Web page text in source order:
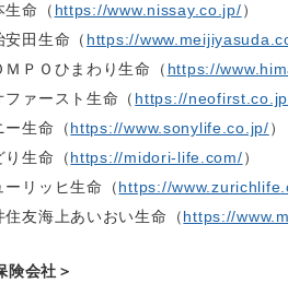
生命（ https://www.nissay.co.jp/）
安田生命（ https://
ＭＰＯひまわり生命（ https://
ファースト生命（ https://
ー生命（https://www.sonylife.co.jp/）
り生命（https://midori-life.com/）
ーリッヒ生命（https://
住友海上あいおい生命（https://
険会社＞